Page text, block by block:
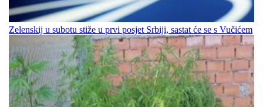
Zelenskij u subotu stiže u prvi posjet Srbiji, sastat će se s Vučićem